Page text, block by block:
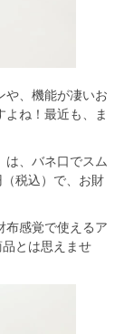
や、機能が凄いお
よね！最近も、ま
は、バネ口でスム
税込）で、お財
布感覚で使えるア
とは思えませ